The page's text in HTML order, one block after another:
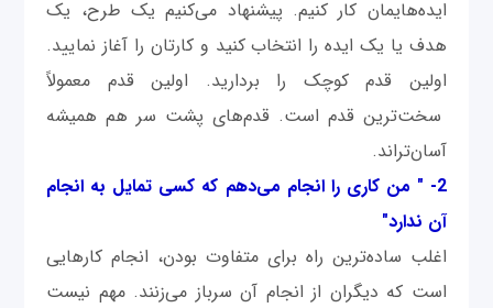
ایده‌هایمان کار کنیم. پیشنهاد می‌کنیم یک طرح، یک
هدف یا یک ایده را انتخاب کنید و کارتان را آغاز نمایید.
اولین قدم کوچک را بردارید. اولین قدم معمولاً
سخت‌ترین قدم است. قدم‌های پشت سر هم همیشه
آسان‌تراند.
2- " من کاری را انجام می‌دهم که کسی تمایل به انجام
آن ندارد"
اغلب ساده‌ترین راه برای متفاوت بودن، انجام کارهایی
است که دیگران از انجام آن سرباز می‌زنند. مهم نیست